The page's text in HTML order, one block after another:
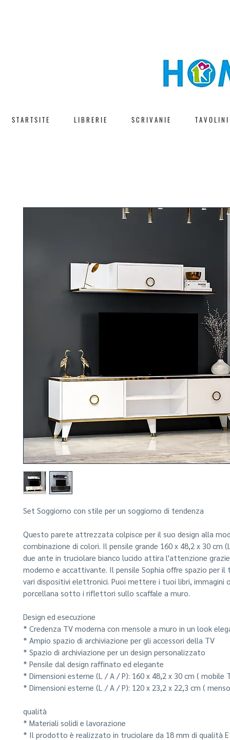
S T A R T S I T E L I B R E R I E S C R I V A N I E T A V O L I N I
Set Soggiorno con stile per un soggiorno di tendenza
Questo parete attrezzata colpisce per il suo design alla
combinazione di colori. Il pensile grande 160 x 48,2 x 30 cm
due ante in truciolare bianco lucido attira l'attenzione
moderno e accattivante. Il pensile Sophia offre spazio per il
vari dispositivi elettronici. Puoi mettere i tuoi libri, immagini
porcellana sotto i riflettori sullo scaffale a muro.
Design ed esecuzione
* Credenza TV moderna con mensole a muro in un look
* Ampio spazio di archiviazione per gli accessori della TV
* Spazio di archiviazione per un design personalizzato
* Pensile dal design raffinato ed elegante
* Dimensioni esterne (L / A / P): 160 x 48,2 x 30 cm ( mobile
* Dimensioni esterne (L / A / P): 120 x 23,2 x 22,3 cm (
qualità
* Materiali solidi e lavorazione
* Il prodotto è realizzato in truciolare da 18 mm di qualità